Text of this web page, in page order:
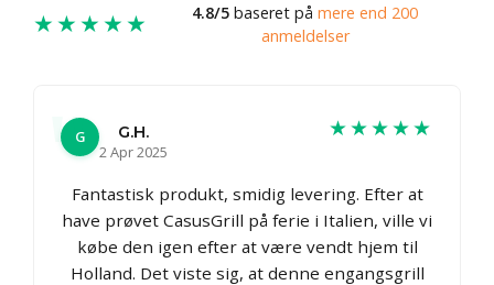
★★★★★ 4.8/5 baseret på mere end 200
anmeldelser
G
G.H.
2 Apr 2025
★★★★★
Fantastisk produkt, smidig levering. Efter at
have prøvet CasusGrill på ferie i Italien, ville vi
købe den igen efter at være vendt hjem til
Holland. Det viste sig, at denne engangsgrill